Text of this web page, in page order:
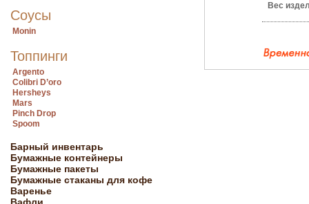
Соусы
Monin
Топпинги
Argento
Colibri D’oro
Hersheys
Mars
Pinch Drop
Spoom
Барный инвентарь
Бумажные контейнеры
Бумажные пакеты
Бумажные стаканы для кофе
Варенье
Вес